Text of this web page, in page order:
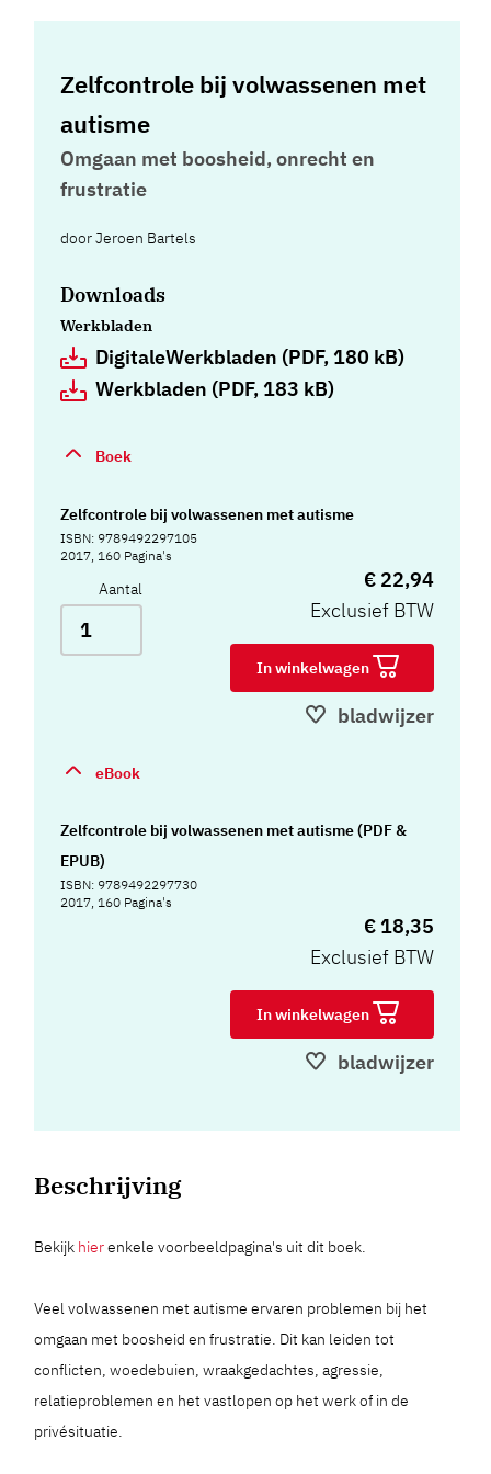
Zelfcontrole bij volwassenen met
autisme
Omgaan met boosheid, onrecht en
frustratie
doorJeroen Bartels
Downloads
Werkbladen
DigitaleWerkbladen (PDF, 180 kB)
Werkbladen (PDF, 183 kB)
Boek
Zelfcontrole bij volwassenen met autisme
ISBN: 9789492297105
2017, 160 Pagina's
Aantal
€ 22,94
Exclusief BTW
In winkelwagen
bladwijzer
eBook
Zelfcontrole bij volwassenen met autisme (PDF &
EPUB)
ISBN: 9789492297730
2017, 160 Pagina's
€ 18,35
Exclusief BTW
In winkelwagen
bladwijzer
Beschrijving
Bekijk hierenkele voorbeeldpagina's uit dit boek.
Veel volwassenen met autisme ervaren problemen bij het
omgaan met boosheid en frustratie. Dit kan leiden tot
conflicten, woedebuien, wraakgedachtes, agressie,
relatieproblemen en het vastlopen op het werk of in de
privésituatie.